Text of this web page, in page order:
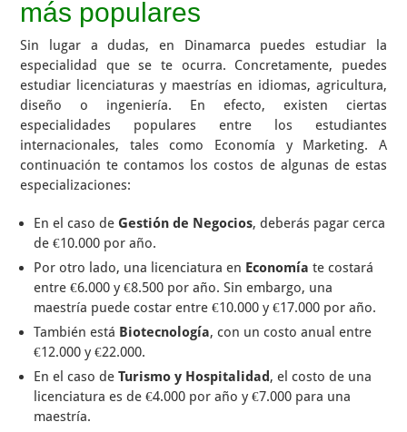
más populares
Sin lugar a dudas, en Dinamarca puedes estudiar la
especialidad que se te ocurra. Concretamente, puedes
estudiar licenciaturas y maestrías en idiomas, agricultura,
diseño o ingeniería. En efecto, existen ciertas
especialidades populares entre los estudiantes
internacionales, tales como Economía y Marketing. A
continuación te contamos los costos de algunas de estas
especializaciones:
En el caso de Gestión de Negocios, deberás pagar cerca
de €10.000 por año.
Por otro lado, una licenciatura en Economía te costará
entre €6.000 y €8.500 por año. Sin embargo, una
maestría puede costar entre €10.000 y €17.000 por año.
También está Biotecnología, con un costo anual entre
€12.000 y €22.000.
En el caso deTurismo y Hospitalidad , el costo de una
licenciatura es de €4.000 por año y €7.000 para una
maestría.